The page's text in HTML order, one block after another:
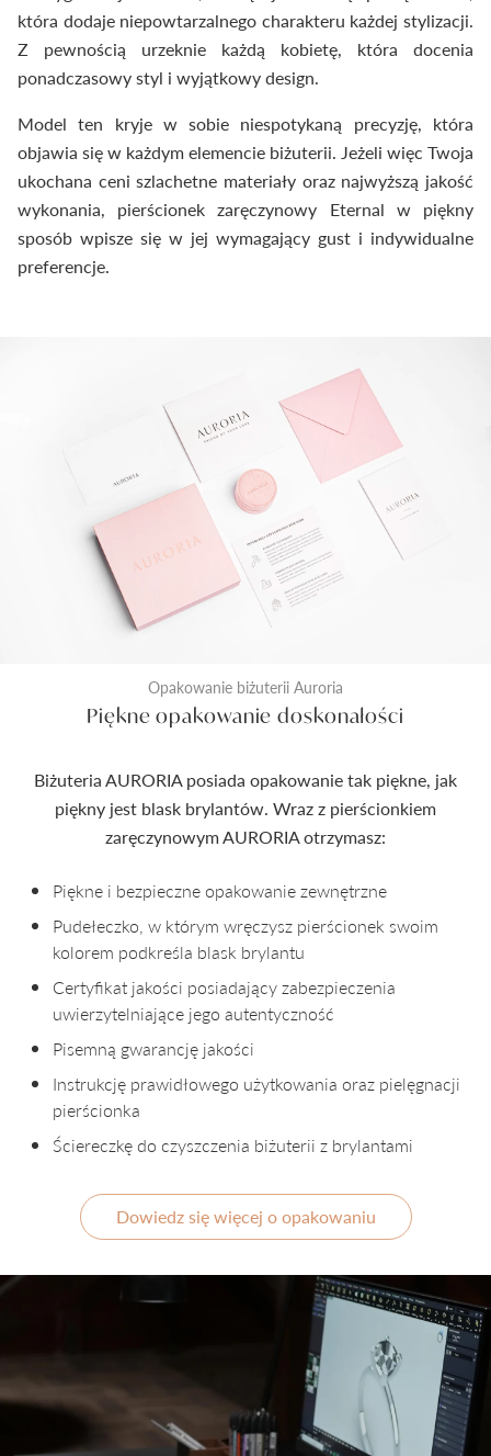
która dodaje niepowtarzalnego charakteru każdej stylizacji.
Z pewnością urzeknie każdą kobietę, która docenia
ponadczasowy styl i wyjątkowy design.
Model ten kryje w sobie niespotykaną precyzję, która
objawia się w każdym elemencie biżuterii. Jeżeli więc Twoja
ukochana ceni szlachetne materiały oraz najwyższą jakość
wykonania, pierścionek zaręczynowy Eternal w piękny
sposób wpisze się w jej wymagający gust i indywidualne
preferencje.
Opakowanie biżuterii Auroria
Piękne opakowanie doskonałości
Biżuteria AURORIA posiada opakowanie tak piękne, jak
piękny jest blask brylantów. Wraz z pierścionkiem
zaręczynowym AURORIA otrzymasz:
Piękne i bezpieczne opakowanie zewnętrzne
Pudełeczko, w którym wręczysz pierścionek swoim
kolorem podkreśla blask brylantu
Certyfikat jakości posiadający zabezpieczenia
uwierzytelniające jego autentyczność
Pisemną gwarancję jakości
Instrukcję prawidłowego użytkowania oraz pielęgnacji
pierścionka
Ściereczkę do czyszczenia biżuterii z brylantami
Dowiedz się więcej o opakowaniu